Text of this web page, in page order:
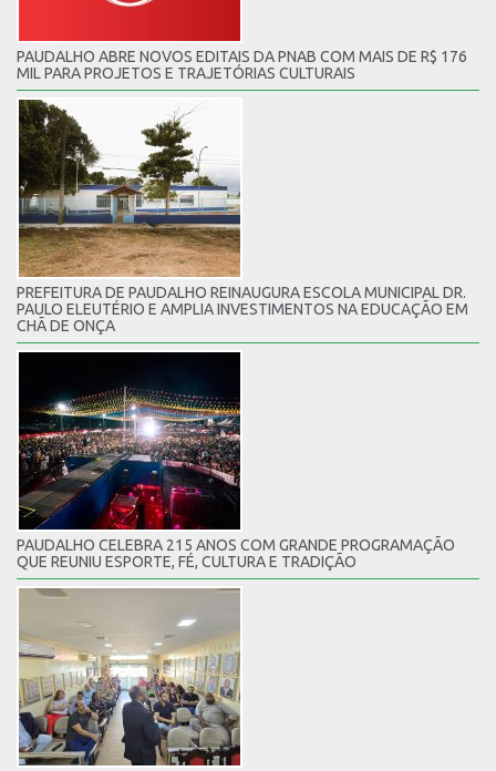
PAUDALHO ABRE NOVOS EDITAIS DA PNAB COM MAIS DE R$ 176
MIL PARA PROJETOS E TRAJETÓRIAS CULTURAIS
PREFEITURA DE PAUDALHO REINAUGURA ESCOLA MUNICIPAL DR.
PAULO ELEUTÉRIO E AMPLIA INVESTIMENTOS NA EDUCAÇÃO EM
CHÃ DE ONÇA
PAUDALHO CELEBRA 215 ANOS COM GRANDE PROGRAMAÇÃO
QUE REUNIU ESPORTE, FÉ, CULTURA E TRADIÇÃO